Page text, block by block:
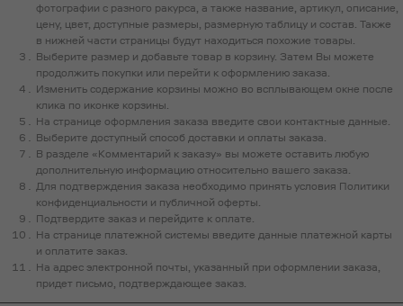
фотографии с разного ракурса, а также название, артикул, описание,
цену, цвет, доступные размеры, размерную таблицу и состав. Также
в нижней части страницы будут находиться похожие товары.
Выберите размер и добавьте товар в корзину. Затем Вы можете
продолжить покупки или перейти к оформлению заказа.
Изменить содержание корзины можно во всплывающем окне после
клика по иконке корзины.
На странице оформления заказа введите свои контактные данные.
Выберите доступный способ доставки и оплаты заказа.
В разделе «Комментарий к заказу» вы можете оставить любую
дополнительную информацию относительно вашего заказа.
Для подтверждения заказа необходимо принять условия Политики
конфиденциальности и публичной оферты.
Подтвердите заказ и перейдите к оплате.
На странице платежной системы введите данные платежной карты
и оплатите заказ.
На адрес электронной почты, указанный при оформлении заказа,
придет письмо, подтверждающее заказ.